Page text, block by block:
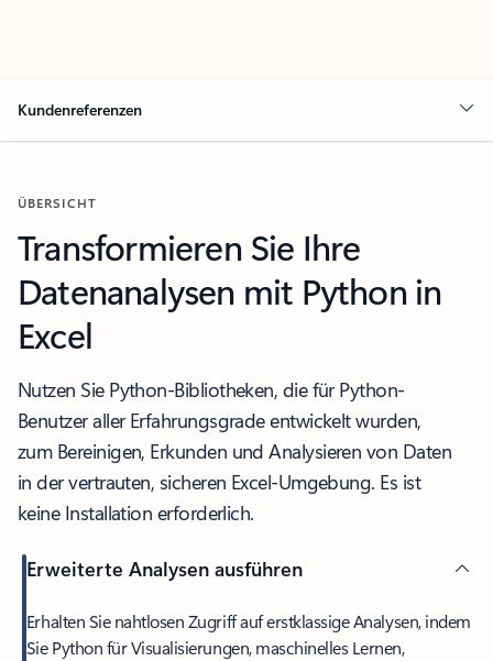
Kundenreferenzen
ÜBERSICHT
Transformieren Sie Ihre
Datenanalysen mit Python in
Excel
Nutzen Sie Python-Bibliotheken, die für Python-
Benutzer aller Erfahrungsgrade entwickelt wurden,
zum Bereinigen, Erkunden und Analysieren von Daten
in der vertrauten, sicheren Excel-Umgebung. Es ist
keine Installation erforderlich.
Erweiterte Analysen ausführen
Erhalten Sie nahtlosen Zugriff auf erstklassige Analysen, indem
Sie Python für Visualisierungen, maschinelles Lernen,